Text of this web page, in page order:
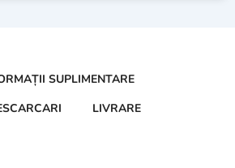
SUPLIMENTARE
LIVRARE